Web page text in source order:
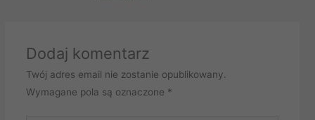
Dodaj komentarz
Twój adres email nie zostanie opublikowany.
Wymagane pola są oznaczone *